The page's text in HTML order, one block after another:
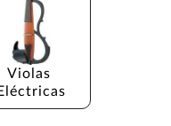
Violas